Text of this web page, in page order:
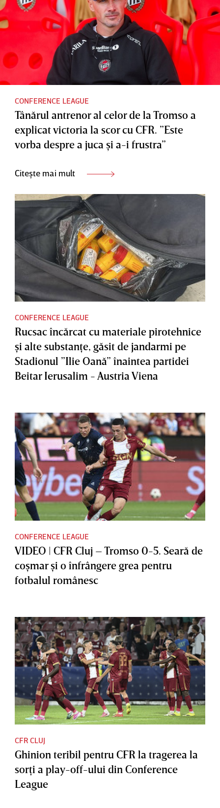
CONFERENCE LEAGUE
Tânărul antrenor al celor de la Tromso a
explicat victoria la scor cu CFR. ”Este
vorba despre a juca şi a-i frustra”
Citește mai mult
CONFERENCE LEAGUE
Rucsac încărcat cu materiale pirotehnice
şi alte substanţe, găsit de jandarmi pe
Stadionul ”Ilie Oană” înaintea partidei
Beitar Ierusalim - Austria Viena
CONFERENCE LEAGUE
VIDEO | CFR Cluj – Tromso 0-5. Seară de
coşmar şi o înfrângere grea pentru
fotbalul românesc
CFR CLUJ
Ghinion teribil pentru CFR la tragerea la
sorţi a play-off-ului din Conference
League